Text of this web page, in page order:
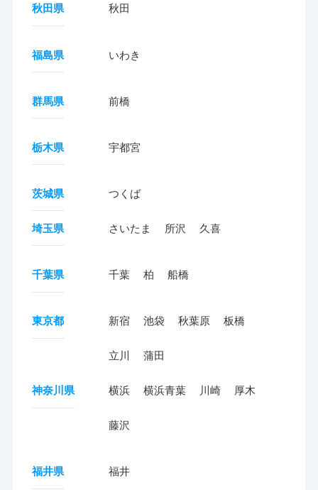
秋田県 秋田
福島県 いわき
群馬県 前橋
栃木県 宇都宮
茨城県 つくば
埼玉県 さいたま 所沢 久喜
千葉県 千葉 柏 船橋
東京都 新宿 池袋 秋葉原 板橋
立川 蒲田
神奈川県 横浜 横浜青葉 川崎 厚木
藤沢
福井県 福井